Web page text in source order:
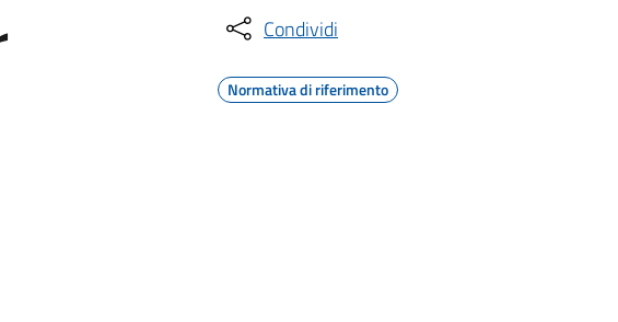
Condividi
Normativa di riferimento